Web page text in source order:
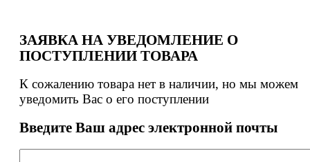
ЗАЯВКА НА УВЕДОМЛЕНИЕ О
ПОСТУПЛЕНИИ ТОВАРА
К сожалению товара нет в наличии, но мы можем
уведомить Вас о его поступлении
Введите Ваш адрес электронной почты